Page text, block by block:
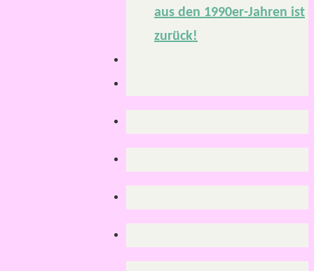
aus den 1990er-Jahren ist
zurück!